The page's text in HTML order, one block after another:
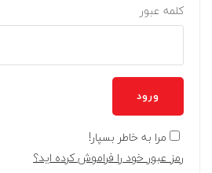
کلمه عبور
ورود
مرا به خاطر بسپار!
رمز عبور خود را فراموش کرده اید؟